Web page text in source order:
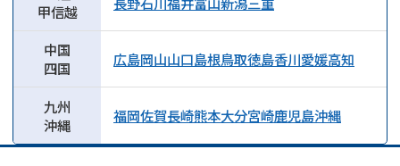
甲信越
中国
四国
広島岡山山口島根鳥取徳島香川愛媛高知
九州
沖縄
福岡佐賀長崎熊本大分宮崎鹿児島沖縄